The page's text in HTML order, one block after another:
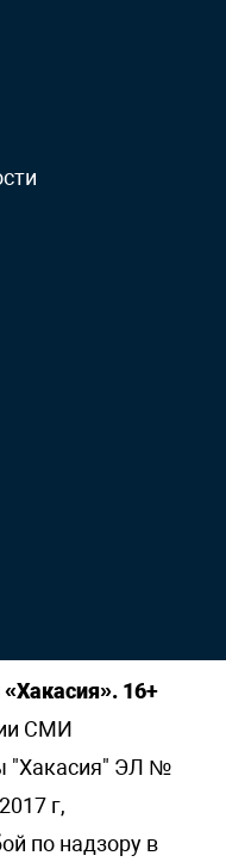
16+
СМИ
"Хакасия" ЭЛ №
г,
по надзору в